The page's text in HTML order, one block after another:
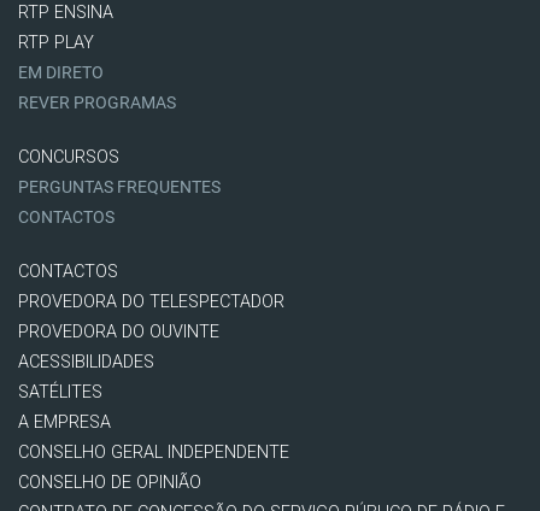
RTP ENSINA
RTP PLAY
EM DIRETO
REVER PROGRAMAS
CONCURSOS
PERGUNTAS FREQUENTES
CONTACTOS
CONTACTOS
PROVEDORA DO TELESPECTADOR
PROVEDORA DO OUVINTE
ACESSIBILIDADES
SATÉLITES
A EMPRESA
CONSELHO GERAL INDEPENDENTE
CONSELHO DE OPINIÃO